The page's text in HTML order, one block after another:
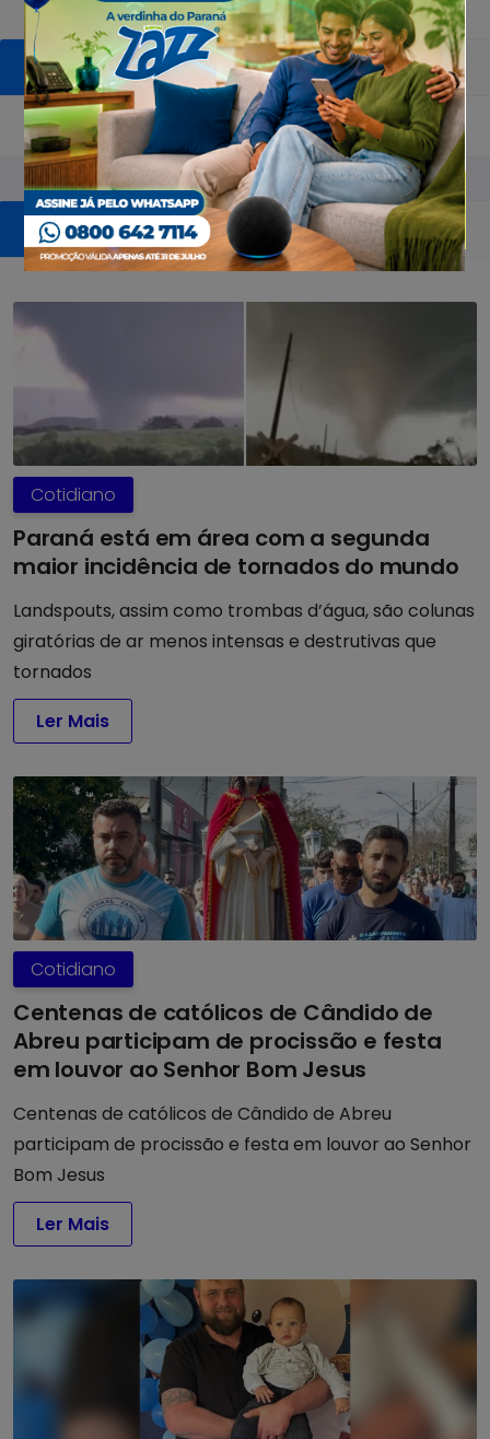
COMENTÁRIOS
Pular sessão de comentários
POSTAGENS RELACIONADAS
Cotidiano
Paraná está em área com a segunda
maior incidência de tornados do mundo
Landspouts, assim como trombas d’água, são colunas
giratórias de ar menos intensas e destrutivas que
tornados
Ler Mais
Cotidiano
Centenas de católicos de Cândido de
Abreu participam de procissão e festa
em louvor ao Senhor Bom Jesus
Centenas de católicos de Cândido de Abreu
participam de procissão e festa em louvor ao Senhor
Bom Jesus
Ler Mais